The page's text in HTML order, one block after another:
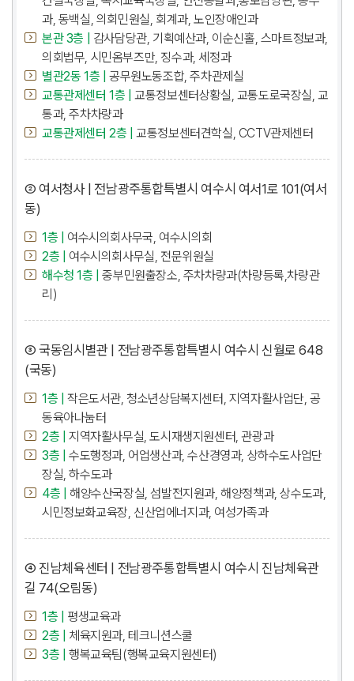
과, 동백실, 의회민원실, 회계과, 노인장애인과
본관 3층 |
감사담당관, 기획예산과, 이순신홀, 스마트정보과,
의회법무, 시민옴부즈만, 징수과, 세정과
별관2동 1층 |
공무원노동조합, 주차관제실
교통관제센터 1층 |
교통정보센터상황실, 교통도로국장실, 교
통과, 주차차량과
교통관제센터 2층 |
교통정보센터견학실, CCTV관제센터
② 여서청사 | 전남광주통합특별시 여수시 여서1로 101(여서
동)
1층 |
여수시의회사무국, 여수시의회
2층 |
여수시의회사무실, 전문위원실
해수청 1층 |
중부민원출장소, 주차차량과(차량등록,차량관
리)
③ 국동임시별관 | 전남광주통합특별시 여수시 신월로 648
(국동)
1층 |
작은도서관, 청소년상담복지센터, 지역자활사업단, 공
동육아나눔터
2층 |
지역자활사무실, 도시재생지원센터, 관광과
3층 |
수도행정과, 어업생산과, 수산경영과, 상하수도사업단
장실, 하수도과
4층 |
해양수산국장실, 섬발전지원과, 해양정책과, 상수도과,
시민정보화교육장, 신산업에너지과, 여성가족과
④ 진남체육센터 | 전남광주통합특별시 여수시 진남체육관
길 74(오림동)
1층 |
평생교육과
2층 |
체육지원과, 테크니션스쿨
3층 |
행복교육팀(행복교육지원센터)